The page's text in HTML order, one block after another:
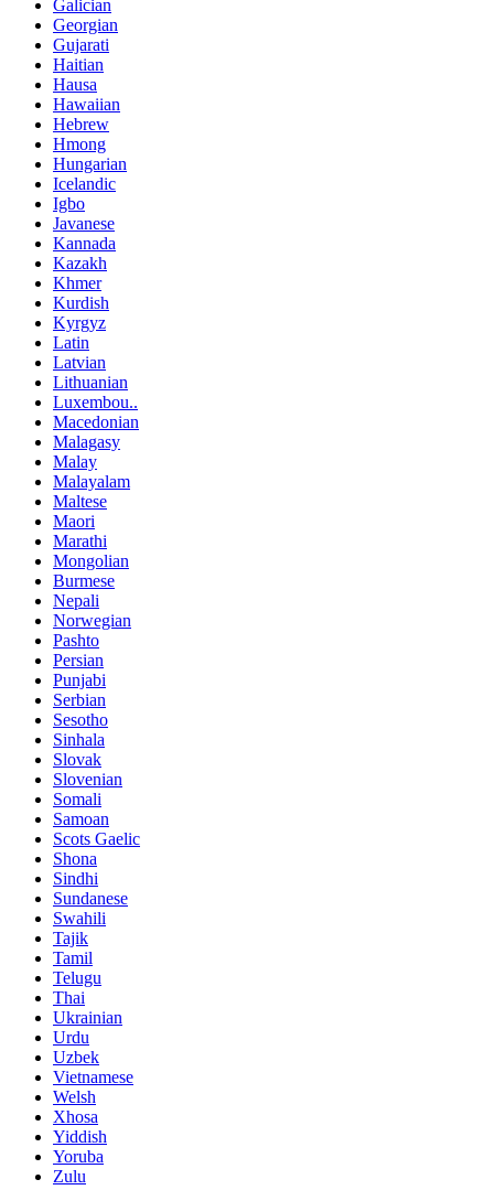
Galician
Georgian
Gujarati
Haitian
Hausa
Hawaiian
Hebrew
Hmong
Hungarian
Icelandic
Igbo
Javanese
Kannada
Kazakh
Khmer
Kurdish
Kyrgyz
Latin
Latvian
Lithuanian
Luxembou..
Macedonian
Malagasy
Malay
Malayalam
Maltese
Maori
Marathi
Mongolian
Burmese
Nepali
Norwegian
Pashto
Persian
Punjabi
Serbian
Sesotho
Sinhala
Slovak
Slovenian
Somali
Samoan
Scots Gaelic
Shona
Sindhi
Sundanese
Swahili
Tajik
Tamil
Telugu
Thai
Ukrainian
Urdu
Uzbek
Vietnamese
Welsh
Xhosa
Yiddish
Yoruba
Zulu